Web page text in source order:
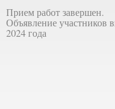
Прием работ завершен.
Объявление участников
2024 года